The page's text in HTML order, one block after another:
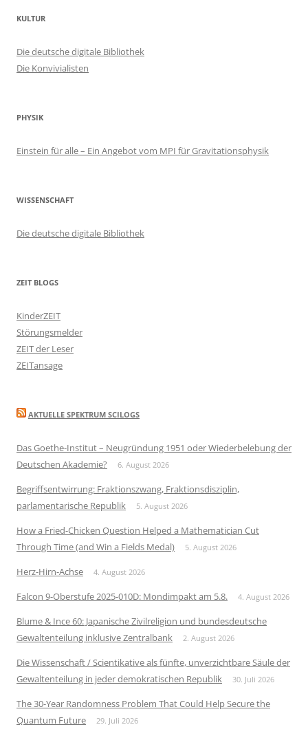
KULTUR
Die deutsche digitale Bibliothek
Die Konvivialisten
PHYSIK
Einstein für alle – Ein Angebot vom MPI für Gravitationsphysik
WISSENSCHAFT
Die deutsche digitale Bibliothek
ZEIT BLOGS
KinderZEIT
Störungsmelder
ZEIT der Leser
ZEITansage
AKTUELLE SPEKTRUM SCILOGS
Das Goethe-Institut – Neugründung 1951 oder Wiederbelebung der
Deutschen Akademie?
6. August 2026
Begriffsentwirrung: Fraktionszwang, Fraktionsdisziplin,
parlamentarische Republik
5. August 2026
How a Fried-Chicken Question Helped a Mathematician Cut
Through Time (and Win a Fields Medal)
5. August 2026
Herz-Hirn-Achse 4. August 2026
Falcon 9-Oberstufe 2025-010D: Mondimpakt am 5.8. 4. August 2026
Blume & Ince 60: Japanische Zivilreligion und bundesdeutsche
Gewaltenteilung inklusive Zentralbank
2. August 2026
Die Wissenschaft / Scientikative als fünfte, unverzichtbare Säule der
Gewaltenteilung in jeder demokratischen Republik
30. Juli 2026
The 30-Year Randomness Problem That Could Help Secure the
Quantum Future
29. Juli 2026